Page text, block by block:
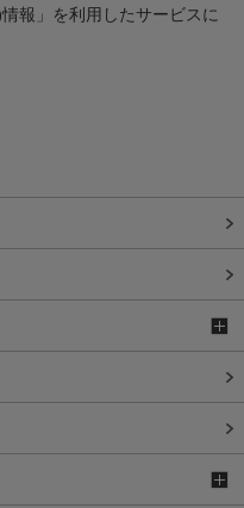
報」を利用したサービスに